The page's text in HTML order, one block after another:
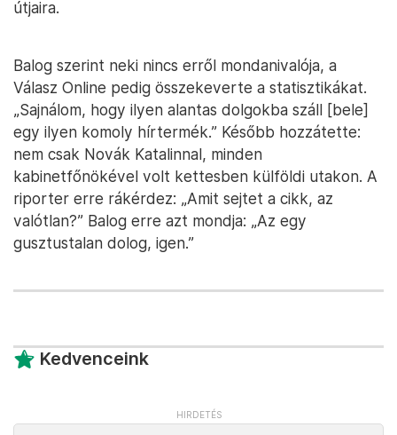
útjaira.
Balog szerint neki nincs erről mondanivalója, a
Válasz Online pedig összekeverte a statisztikákat.
„Sajnálom, hogy ilyen alantas dolgokba száll [bele]
egy ilyen komoly hírtermék.” Később hozzátette:
nem csak Novák Katalinnal, minden
kabinetfőnökével volt kettesben külföldi utakon. A
riporter erre rákérdez: „Amit sejtet a cikk, az
valótlan?” Balog erre azt mondja: „Az egy
gusztustalan dolog, igen.”
Kedvenceink